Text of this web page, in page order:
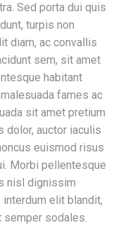
Sed porta dui quis
turpis non
diam, ac convallis
sem, sit amet
habitant
fames ac
sit amet pretium
dolor, auctor iaculis
euismod risus
Morbi pellentesque
nisl dignissim
elit blandit,
semper sodales.